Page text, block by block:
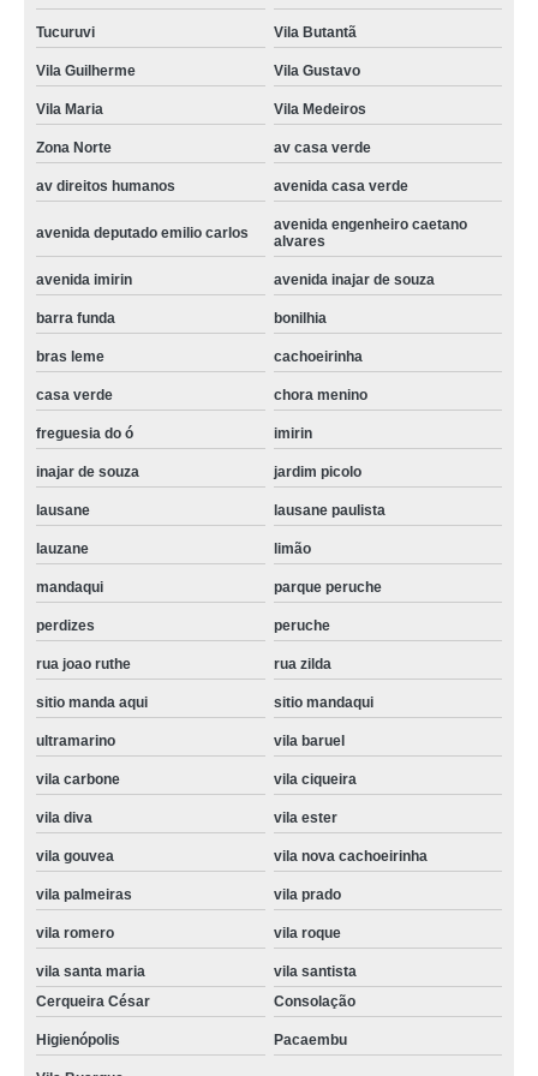
quanto custa conserto em maquina de lavar Higienópolis
conserto maquina de lavar bonilhia
conserto em maquina de lavar sitio manda aqui
tecnico em conserto de maquina de lavar orçamento avenida deputado
emilio carlos
tecnico em conserto de maquina de lavar Higienópolis
preço de conserto de maquina de lavar brastemp Vila Portugal
quanto custa conserto maquina lavar roupa brastemp Lauzane Paulista
quanto custa conserto maquina de lavar roupa Casa Verde
preço de conserto maquina de lavar roupa vila palmeiras
conserto em maquina de lavar orçamento Santa Efigênia
preço de conserto em maquina de lavar perdizes
preço de conserto maquina de lavar brastemp Pinheiros
conserto maquina lavar roupa brastemp casa verde
conserto maquina de lavar roupa valor vila santista
quanto custa conserto maquina de lavar Caiubi
conserto de maquina de lavar Parque Monteiro Soares
conserto maquina lavar roupa brastemp orçamento Parque Novo Mundo
conserto maquina lavar brastemp bras leme
conserto maquina lavar roupa Zona Norte
conserto de maquina de lavar orçamento Parque Dom Pedro
Tucuruvi Vila Butantã
Vila Guilherme Vila Gustavo
Vila Maria Vila Medeiros
Zona Norte av casa verde
av direitos humanos avenida casa verde
avenida deputado emilio carlos
avenida engenheiro caetano
alvares
avenida imirin avenida inajar de souza
barra funda bonilhia
bras leme cachoeirinha
casa verde chora menino
freguesia do ó imirin
inajar de souza jardim picolo
lausane lausane paulista
lauzane limão
mandaqui parque peruche
perdizes peruche
rua joao ruthe rua zilda
sitio manda aqui sitio mandaqui
ultramarino vila baruel
vila carbone vila ciqueira
vila diva vila ester
vila gouvea vila nova cachoeirinha
vila palmeiras vila prado
vila romero vila roque
vila santa maria
vila santista
Cerqueira César
Consolação
Higienópolis Pacaembu